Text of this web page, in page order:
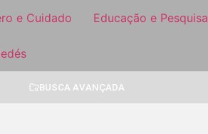
e Cuidado Educação e Pesquisa
BUSCA AVANÇADA